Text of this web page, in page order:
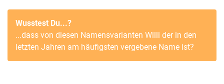
Wusstest Du...?
...dass von diesen Namensvarianten Willi der in den
letzten Jahren am häufigsten vergebene Name ist?